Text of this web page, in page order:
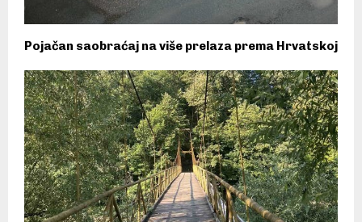
Pojačan saobraćaj na više prelaza prema Hrvatskoj